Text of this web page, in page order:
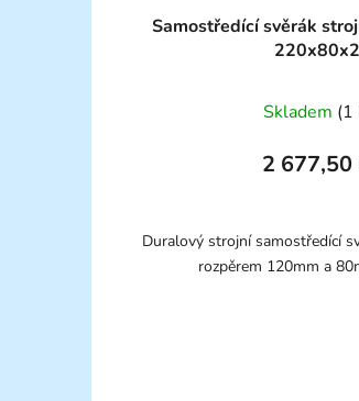
Samostředící svěrák
Skladem (1
2 677,50
Duralový strojní samostředící
rozpěrem 120mm a